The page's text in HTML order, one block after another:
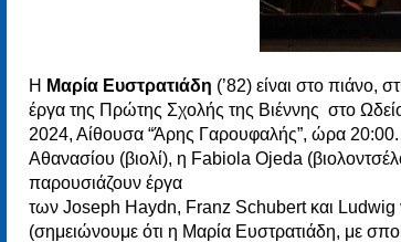
Η Μαρία Ευστρατιάδη (’82) είναι στο πιάνο,
έργα της Πρώτης Σχολής της Βιέννης στο
2024, Αίθουσα “Άρης Γαρουφαλής”, ώρα
Αθανασίου (βιολί), η Fabiola Ojeda
παρουσιάζουν έργα
των Joseph Haydn, Franz Schubert και Ludwig
(σημειώνουμε ότι η Μαρία Ευστρατιάδη, με